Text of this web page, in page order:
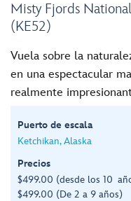
Misty Fjords
(KE52)
Vuela sobre la
en una espectacular
realmente
Puerto de escala
Ketchikan, Alaska
Precios
$499.00 (desde los 10
$499.00 (De 2 a 9 años)